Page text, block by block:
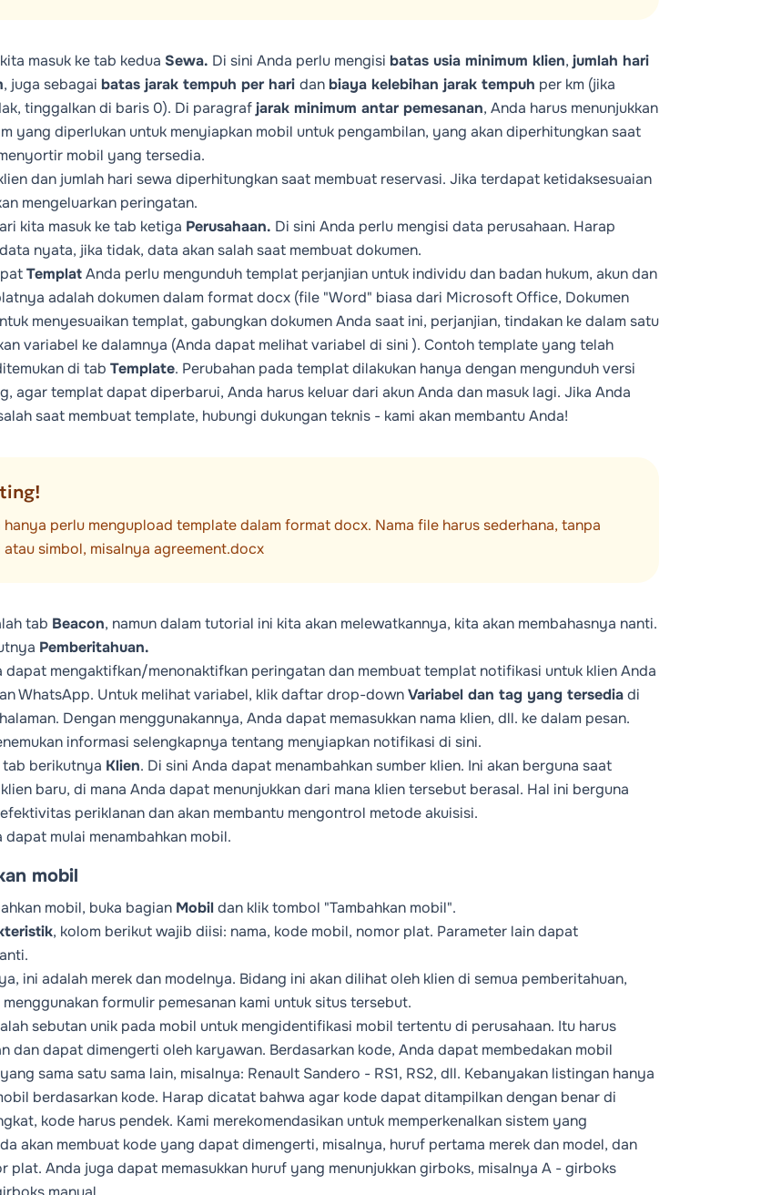
masuk ke tab kedua Sewa. Di sini Anda perlu mengisi batas usia minimum klien, jumlah hari
, juga sebagai batas jarak tempuh per hari danbiaya kelebihan jarak tempuh per km (jika
tinggalkan di baris 0). Di paragrafjarak minimum antar pemesanan, Anda harus menunjukkan
yang diperlukan untuk menyiapkan mobil untuk pengambilan, yang akan diperhitungkan saat
mobil yang tersedia.
dan jumlah hari sewa diperhitungkan saat membuat reservasi. Jika terdapat ketidaksesuaian
mengeluarkan peringatan.
kita masuk ke tab ketiga Perusahaan. Di sini Anda perlu mengisi data perusahaan. Harap
nyata, jika tidak, data akan salah saat membuat dokumen.
TemplatAnda perlu mengunduh templat perjanjian untuk individu dan badan hukum, akun dan
adalah dokumen dalam format docx (file "Word" biasa dari Microsoft Office, Dokumen
menyesuaikan templat, gabungkan dokumen Anda saat ini, perjanjian, tindakan ke dalam satu
variabel ke dalamnya (Anda dapat melihat variabel di sini). Contoh template yang telah
di tab Template. Perubahan pada templat dilakukan hanya dengan mengunduh versi
agar templat dapat diperbarui, Anda harus keluar dari akun Anda dan masuk lagi. Jika Anda
saat membuat template, hubungi dukungan teknis - kami akan membantu Anda!
hanya perlu mengupload template dalam format docx. Nama file harus sederhana, tanpa
atau simbol, misalnya agreement.docx
tab Beacon, namun dalam tutorial ini kita akan melewatkannya, kita akan membahasnya nanti.
Pemberitahuan.
dapat mengaktifkan/menonaktifkan peringatan dan membuat templat notifikasi untuk klien Anda
WhatsApp. Untuk melihat variabel, klik daftar drop-downVariabel dan tag yang tersediadi
Dengan menggunakannya, Anda dapat memasukkan nama klien, dll. ke dalam pesan.
informasi selengkapnya tentang menyiapkan notifikasi di sini.
berikutnya Klien. Di sini Anda dapat menambahkan sumber klien. Ini akan berguna saat
baru, di mana Anda dapat menunjukkan dari mana klien tersebut berasal. Hal ini berguna
periklanan dan akan membantu mengontrol metode akuisisi.
dapat mulai menambahkan mobil.
mobil
mobil, buka bagian Mobildan klik tombol "Tambahkan mobil".
, kolom berikut wajib diisi: nama, kode mobil, nomor plat. Parameter lain dapat
ini adalah merek dan modelnya. Bidang ini akan dilihat oleh klien di semua pemberitahuan,
formulir pemesanan kami untuk situs tersebut.
sebutan unik pada mobil untuk mengidentifikasi mobil tertentu di perusahaan. Itu harus
dan dapat dimengerti oleh karyawan. Berdasarkan kode, Anda dapat membedakan mobil
sama satu sama lain, misalnya: Renault Sandero - RS1, RS2, dll. Kebanyakan listingan hanya
berdasarkan kode. Harap dicatat bahwa agar kode dapat ditampilkan dengan benar di
kode harus pendek. Kami merekomendasikan untuk memperkenalkan sistem yang
akan membuat kode yang dapat dimengerti, misalnya, huruf pertama merek dan model, dan
plat. Anda juga dapat memasukkan huruf yang menunjukkan girboks, misalnya A - girboks